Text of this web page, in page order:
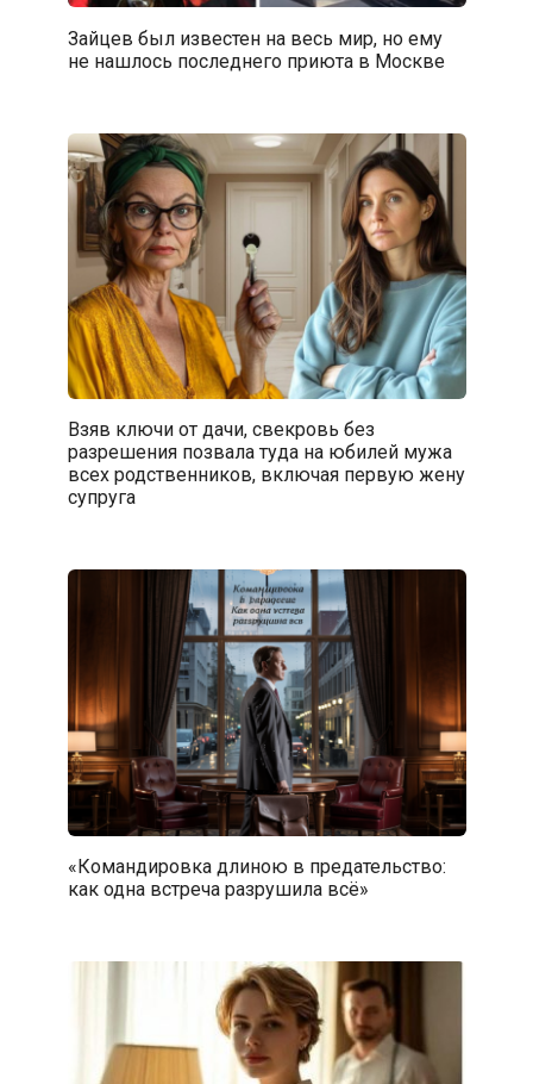
Зайцев был известен на весь мир, но ему
не нашлось последнего приюта в Москве
Взяв ключи от дачи, свекровь без
разрешения позвала туда на юбилей мужа
всех родственников, включая первую жену
супруга
«Командировка длиною в предательство:
как одна встреча разрушила всё»